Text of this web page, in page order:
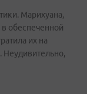
Марихуана,
обеспеченной
их на